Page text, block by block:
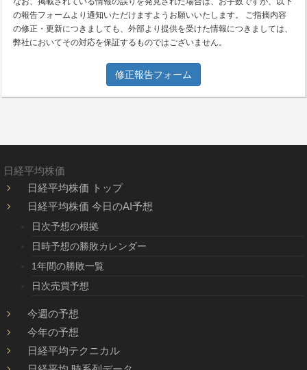
の報告フォームより通知いただけますようお願いいたします。 ご指摘内容
の修正・更新につきましても、外部より提供を受けた情報につきましては、
弊社においてその対応を保証するものではございません。
修正報告フォーム
日経平均株価
日経平均株価 トップ
日経平均株価 今日のAI予想
日次予想の根拠
日時予想の勝敗カレンダー
1年間の勝敗一覧
日次売買予想
今週の予想
今年の予想
日経平均テクニカル